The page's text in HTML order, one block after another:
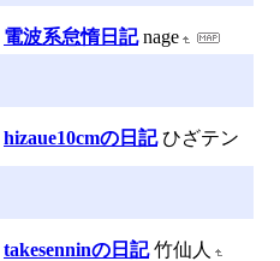
電波系怠惰日記 nage
hizaue10cmの日記 ひざテン
takesenninの日記 竹仙人